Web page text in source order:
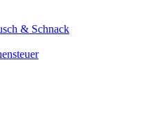
& Schnack